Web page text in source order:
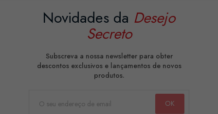
Novidades da Desejo
Secreto
Subscreva a nossa newsletter para obter
descontos exclusivos e lançamentos de novos
produtos.